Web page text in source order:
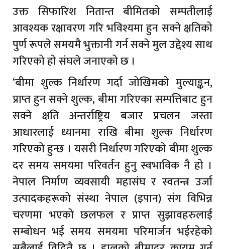
उक्त सिफारिश नितान्त बीमितको सम्पतीलाई
आवश्यक रक्षावरण गरि भविश्यमा हुन सक्ने क्षतिको
पुर्ण रूपले समयमै भुक्तानी गर्न सक्ने मुल उद्देश्य साथ
गरिएको हो संघले जनाएको छ ।
‘बीमा शुल्क निर्धारण गर्दा जोखिमको मुल्याङ्कन,
प्राप्त हुन सक्ने शुल्क, बीमा गरिएका सम्पत्तिबाट हुन
सक्ने क्षति अन्तर्राष्ट्रिय बजार प्रचलन जस्ता
आधारलाई ध्यानमा राखि बीमा शुल्क निर्धारण
गरिएको हुन्छ । यसरी निर्धारण गरिएको बीमा शुल्क
दर समय समयमा परिवर्तन हुनु स्वभाविक नै हो ।
नेपाल निर्माण व्यवसायी महासंघ र स्वतन्त्र उर्जा
उत्पादकहरूको संस्था नेपाल (इपान) संग विभिन्न
चरणमा भएको छलफल र प्राप्त सुझावहरुलाई
सम्बोधन भई समय समयमा परिमार्जन भईरहेको